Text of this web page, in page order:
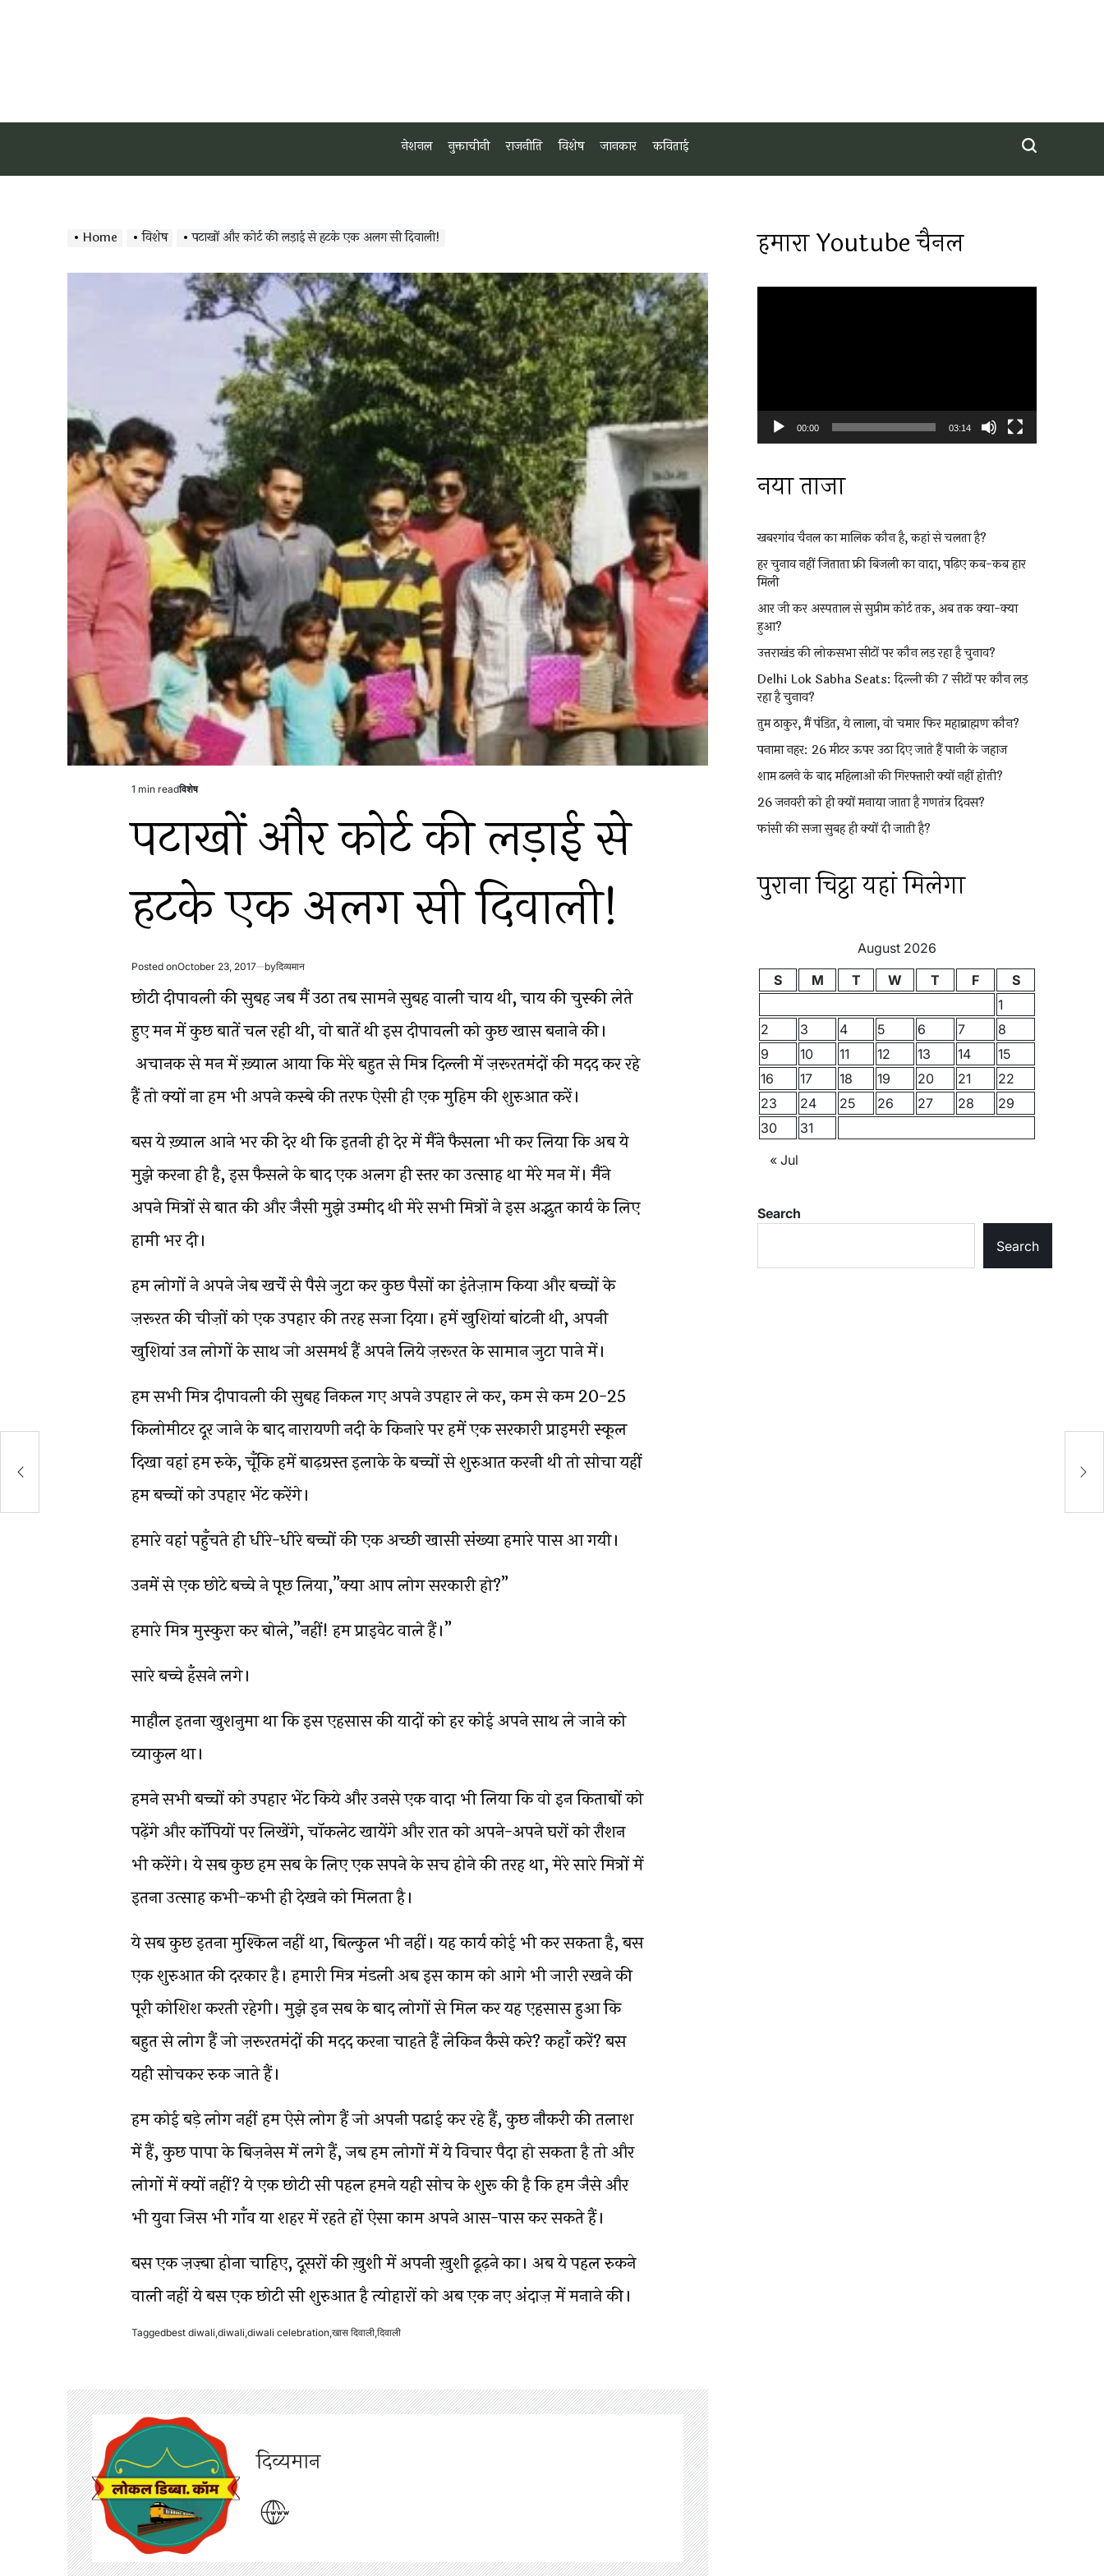
नेशनल नुक्ताचीनी राजनीति विशेष जानकार कविताई
Home विशेष पटाखों और कोर्ट की लड़ाई से हटके एक अलग सी दिवाली!
Estimated
time
1 min readPosted
विशेष
पटाखों और कोर्ट की लड़ाई से
हटके एक अलग सी दिवाली!
Posted onOctober 23, 2017 byदिव्यमान
छोटी दीपावली की सुबह जब मैं उठा तब सामने सुबह वाली चाय थी, चाय की चुस्की लेते
हुए मन में कुछ बातें चल रही थी, वो बातें थी इस दीपावली को कुछ खास बनाने की।
अचानक से मन में ख़्याल आया कि मेरे बहुत से मित्र दिल्ली में ज़रूरतमंदों की मदद कर रहे
हैं तो क्यों ना हम भी अपने कस्बे की तरफ ऐसी ही एक मुहिम की शुरुआत करें।
बस ये ख़्याल आने भर की देर थी कि इतनी ही देर में मैंने फैसला भी कर लिया कि अब ये
मुझे करना ही है, इस फैसले के बाद एक अलग ही स्तर का उत्साह था मेरे मन में। मैंने
अपने मित्रों से बात की और जैसी मुझे उम्मीद थी मेरे सभी मित्रों ने इस अद्भुत कार्य के लिए
हामी भर दी।
हम लोगों ने अपने जेब खर्चे से पैसे जुटा कर कुछ पैसों का इंतेज़ाम किया और बच्चों के
ज़रूरत की चीज़ों को एक उपहार की तरह सजा दिया। हमें खुशियां बांटनी थी, अपनी
खुशियां उन लोगों के साथ जो असमर्थ हैं अपने लिये ज़रूरत के सामान जुटा पाने में।
हम सभी मित्र दीपावली की सुबह निकल गए अपने उपहार ले कर, कम से कम 20-25
किलोमीटर दूर जाने के बाद नारायणी नदी के किनारे पर हमें एक सरकारी प्राइमरी स्कूल
दिखा वहां हम रुके, चूँकि हमें बाढ़ग्रस्त इलाके के बच्चों से शुरुआत करनी थी तो सोचा यहीं
हम बच्चों को उपहार भेंट करेंगे।
हमारे वहां पहुँचते ही धीरे-धीरे बच्चों की एक अच्छी खासी संख्या हमारे पास आ गयी।
उनमें से एक छोटे बच्चे ने पूछ लिया,”क्या आप लोग सरकारी हो?”
हमारे मित्र मुस्कुरा कर बोले,”नहीं! हम प्राइवेट वाले हैं।”
सारे बच्चे हँसने लगे।
माहौल इतना खुशनुमा था कि इस एहसास की यादों को हर कोई अपने साथ ले जाने को
व्याकुल था।
हमने सभी बच्चों को उपहार भेंट किये और उनसे एक वादा भी लिया कि वो इन किताबों को
पढ़ेंगे और कॉपियों पर लिखेंगे, चॉकलेट खायेंगे और रात को अपने-अपने घरों को रौशन
भी करेंगे। ये सब कुछ हम सब के लिए एक सपने के सच होने की तरह था, मेरे सारे मित्रों में
इतना उत्साह कभी-कभी ही देखने को मिलता है।
ये सब कुछ इतना मुश्किल नहीं था, बिल्कुल भी नहीं। यह कार्य कोई भी कर सकता है, बस
एक शुरुआत की दरकार है। हमारी मित्र मंडली अब इस काम को आगे भी जारी रखने की
पूरी कोशिश करती रहेगी। मुझे इन सब के बाद लोगों से मिल कर यह एहसास हुआ कि
बहुत से लोग हैं जो ज़रूरतमंदों की मदद करना चाहते हैं लेकिन कैसे करे? कहाँ करें? बस
यही सोचकर रुक जाते हैं।
हम कोई बड़े लोग नहीं हम ऐसे लोग हैं जो अपनी पढाई कर रहे हैं, कुछ नौकरी की तलाश
में हैं, कुछ पापा के बिज़नेस में लगे हैं, जब हम लोगों में ये विचार पैदा हो सकता है तो और
लोगों में क्यों नहीं? ये एक छोटी सी पहल हमने यही सोच के शुरू की है कि हम जैसे और
भी युवा जिस भी गाँव या शहर में रहते हों ऐसा काम अपने आस-पास कर सकते हैं।
बस एक ज़ज़्बा होना चाहिए, दूसरों की ख़ुशी में अपनी ख़ुशी ढूढ़ने का। अब ये पहल रुकने
वाली नहीं ये बस एक छोटी सी शुरुआत है त्योहारों को अब एक नए अंदाज़ में मनाने की।
Taggedbest diwali,diwali,diwali celebration,खास दिवाली,दिवाली
दिव्यमान
हमारा Youtube चैनल
00:00 03:14
नया ताजा
खबरगांव चैनल का मालिक कौन है, कहां से चलता है?
हर चुनाव नहीं जिताता फ्री बिजली का वादा, पढ़िए कब-कब हार
मिली
आर जी कर अस्पताल से सुप्रीम कोर्ट तक, अब तक क्या-क्या
हुआ?
उत्तराखंड की लोकसभा सीटों पर कौन लड़ रहा है चुनाव?
Delhi Lok Sabha Seats: दिल्ली की 7 सीटों पर कौन लड़
रहा है चुनाव?
तुम ठाकुर, मैं पंडित, ये लाला, वो चमार फिर महाब्राह्मण कौन?
पनामा नहर: 26 मीटर ऊपर उठा दिए जाते हैं पानी के जहाज
शाम ढलने के बाद महिलाओं की गिरफ्तारी क्यों नहीं होती?
26 जनवरी को ही क्यों मनाया जाता है गणतंत्र दिवस?
फांसी की सजा सुबह ही क्यों दी जाती है?
पुराना चिट्ठा यहां मिलेगा
August 2026
S
M T W T F
S
1
2
3 4 5 6 7
8
9
10 11 12 13 14
15
16
17 18 19 20 21
22
23
24 25 26 27 28
29
30
31
« Jul
Search
Search